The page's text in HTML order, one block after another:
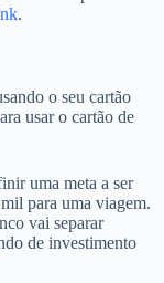
.
o seu cartão
usar o cartão de
uma meta a ser
para uma viagem.
vai separar
de investimento